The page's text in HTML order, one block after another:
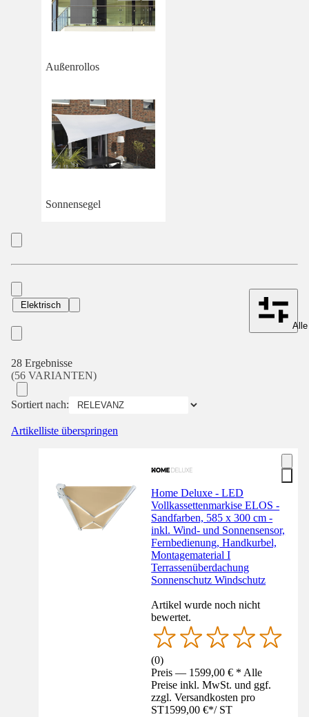
Außenrollos
Sonnensegel
Elektrisch
28 Ergebnisse
(56 VARIANTEN)
Sortiert nach:
Artikelliste überspringen
Home Deluxe - LED
Vollkassettenmarkise ELOS -
Sandfarben, 585 x 300 cm -
inkl. Wind- und Sonnensensor,
Fernbedienung, Handkurbel,
Montagematerial I
Terrassenüberdachung
Sonnenschutz Windschutz
Artikel wurde noch nicht
bewertet.
(0)
Preis — 1599,00 € * Alle
Preise inkl. MwSt. und ggf.
zzgl. Versandkosten pro
ST1599,00 €*/ ST